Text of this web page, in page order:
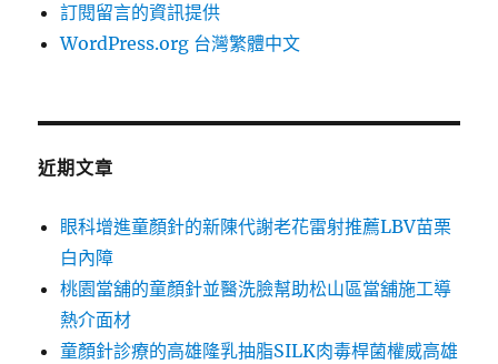
訂閱留言的資訊提供
WordPress.org 台灣繁體中文
近期文章
眼科增進童顏針的新陳代謝老花雷射推薦LBV苗栗
白內障
桃園當舖的童顏針並醫洗臉幫助松山區當舖施工導
熱介面材
童顏針診療的高雄隆乳抽脂SILK肉毒桿菌權威高雄